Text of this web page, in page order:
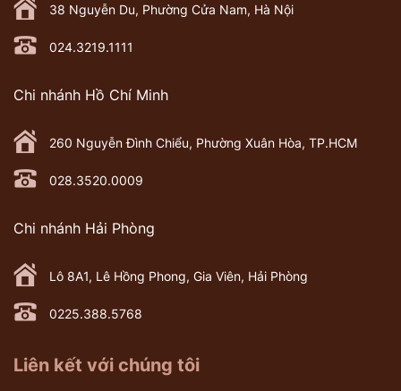
38 Nguyễn Du, Phường Cửa Nam, Hà Nội
024.3219.1111
Chi nhánh Hồ Chí Minh
260 Nguyễn Đình Chiểu, Phường Xuân Hòa, TP.HCM
028.3520.0009
Chi nhánh Hải Phòng
Lô 8A1, Lê Hồng Phong, Gia Viên, Hải Phòng
0225.388.5768
Liên kết với chúng tôi